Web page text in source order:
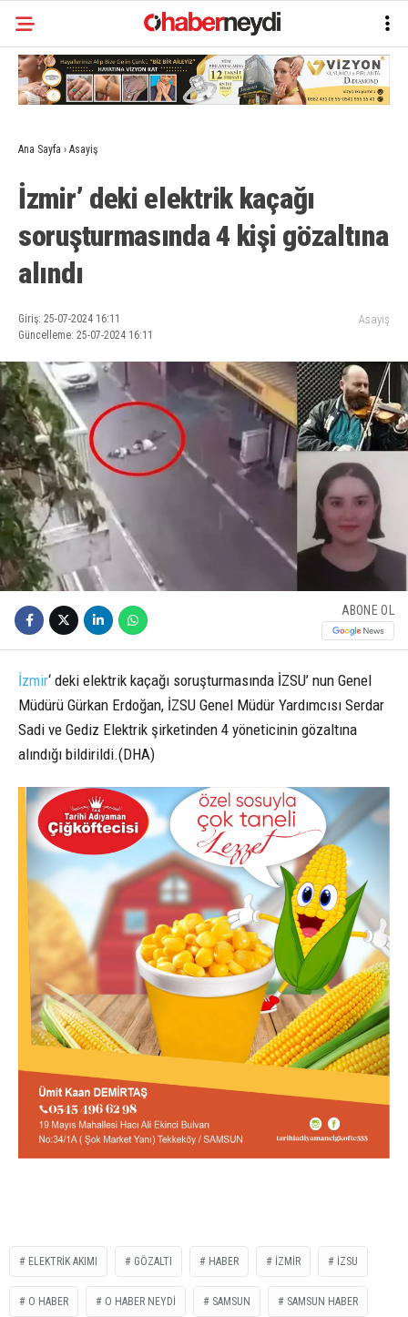
Ana Sayfa › Asayiş
İzmir’ deki elektrik kaçağı
soruşturmasında 4 kişi gözaltına
alındı
Giriş: 25-07-2024 16:11
Güncelleme: 25-07-2024 16:11
Asayiş
ABONE OL
İzmir‘ deki elektrik kaçağı soruşturmasında İZSU’ nun Genel
Müdürü Gürkan Erdoğan, İZSU Genel Müdür Yardımcısı Serdar
Sadi ve Gediz Elektrik şirketinden 4 yöneticinin gözaltına
alındığı bildirildi.(DHA)
ELEKTRİK AKIMI GÖZALTI HABER İZMİR İZSU
O HABER O HABER NEYDİ SAMSUN SAMSUN HABER